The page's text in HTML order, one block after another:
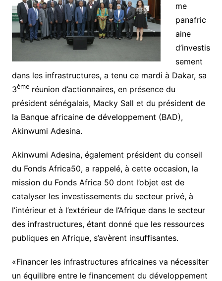
me
panafric
aine
d’investis
sement
dans les infrastructures, a tenu ce mardi à Dakar, sa
3èmeréunion d’actionnaires, en présence du
président sénégalais, Macky Sall et du président de
la Banque africaine de développement (BAD),
Akinwumi Adesina.
Akinwumi Adesina, également président du conseil
du Fonds Africa50, a rappelé, à cette occasion, la
mission du Fonds Africa 50 dont l’objet est de
catalyser les investissements du secteur privé, à
l’intérieur et à l’extérieur de l’Afrique dans le secteur
des infrastructures, étant donné que les ressources
publiques en Afrique, s’avèrent insuffisantes.
«Financer les infrastructures africaines va nécessiter
un équilibre entre le financement du développement